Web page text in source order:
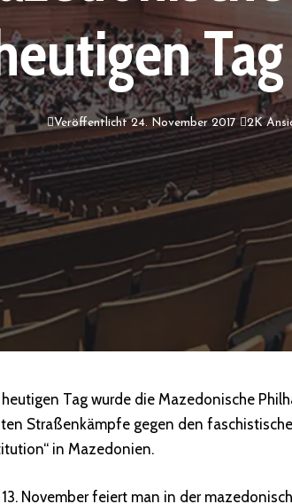
Veröffentlicht 24. November 2017 2K
Tag wurde die Mazedonische
Straßenkämpfe gegen den
in Mazedonien.
November feiert man in der